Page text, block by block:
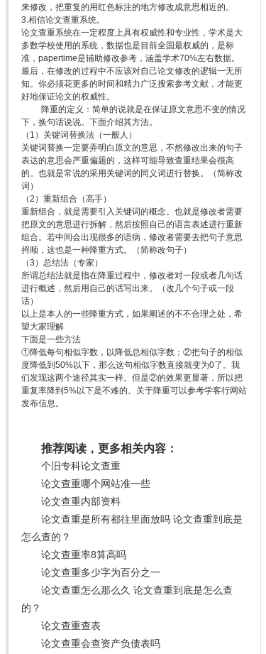
来修改，把重复的用红色标注的地方修改成意思相近的。
3.相信论文查重系统。
论文查重系统在一定程度上具有权威性和专业性，学术是大
多数学校使用的系统，数据也是目前全国最权威的，是标
准，papertime是辅助修改参考，涵盖学术70%左右数据。
最后，在修改的过程中不应该对自己论文修改的逻辑一无所
知。你必须花更多的时间和精力广泛搜索参考文献，才能更
好地保证论文的权威性。
降重的定义：简单的说就是在保证原文意思不变的情况
下，换句话说说。下面介绍其方法。
（1）关键词替换法（一般人）
关键词替换一定要弄明白原文的意思，不然修改出来的句子
表达的意思会严重偏题的，这样可能导致查重结果会很高
的。也就是常说的采用关键词的同义词进行替换。（简称改
词）
（2）重新组合（高手）
重新组合，就是需要引入关键词的概念。也就是修改者需要
把原文的意思进行拆解，然后按照自己的语言表述进行重新
组合。若中间会出现很多的语病，修改者需要去把句子意思
捋顺，这也是一种降重方式。（简称改句子）
（3）总结法（专家）
所谓总结法就是指在降重过程中，修改者对一段或者几句话
进行概述，然后用自己的话写出来。（改几个句子或一段
话）
以上是本人的一些降重方式，如果阐述的不不合理之处，希
望大家理解
下面是一些方法
①降低每句相似字数，以降低总相似字数；②把句子的相似
度降低到50%以下，那么这句相似字数直接就变为0了。我
们发现这两个途径其实一样。但是②的效果更显著，所以把
重复率降到5%以下是不难的。关于降重可以参考学客行网站
发布信息。
推荐阅读，更多相关内容：
个旧专科论文查重
论文查重哪个网站准一些
论文查重内部资料
论文查重是所有都往里面放吗 论文查重到底是
怎么查的？
论文查重率8算高吗
论文查重多少字为百分之一
论文查重怎么那么久 论文查重到底是怎么查
的？
论文查重查表
论文查重会查资产负债表吗